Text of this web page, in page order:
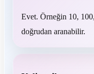
Evet. Örneğin 10,
doğrudan aranabilir.